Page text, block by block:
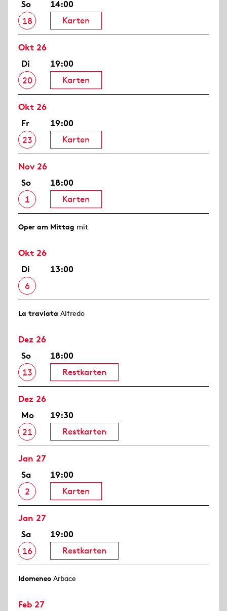
So
18
14:00
Karten
Okt 26
Di
20
19:00
Karten
Okt 26
Fr
23
19:00
Karten
Nov 26
So
1
18:00
Karten
Oper am Mittag mit
Okt 26
Di
6
13:00
La traviata Alfredo
Dez 26
So
13
18:00
Restkarten
Dez 26
Mo
21
19:30
Restkarten
Jan 27
Sa
2
19:00
Karten
Jan 27
Sa
16
19:00
Restkarten
Idomeneo Arbace
Feb 27